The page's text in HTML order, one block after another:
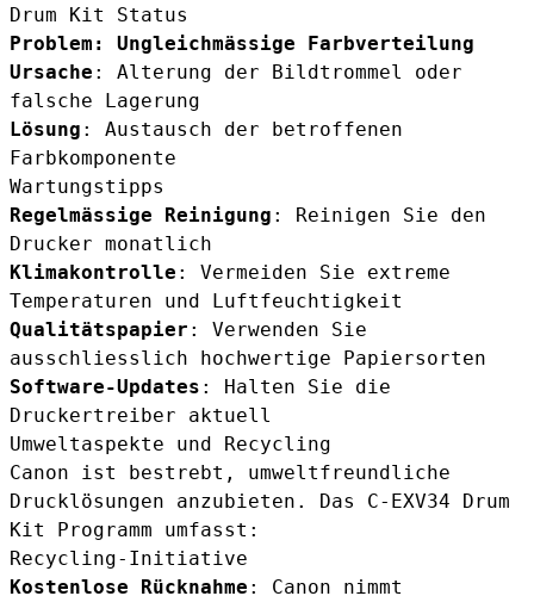
Drum Kit Status
Problem: Ungleichmässige Farbverteilung
Ursache : Alterung der Bildtrommel oder
falsche Lagerung
Lösung : Austausch der betroffenen
Farbkomponente
Wartungstipps
Regelmässige Reinigung : Reinigen Sie den
Drucker monatlich
Klimakontrolle : Vermeiden Sie extreme
Temperaturen und Luftfeuchtigkeit
Qualitätspapier : Verwenden Sie
ausschliesslich hochwertige Papiersorten
Software-Updates : Halten Sie die
Druckertreiber aktuell
Umweltaspekte und Recycling
Canon ist bestrebt, umweltfreundliche
Drucklösungen anzubieten. Das C-EXV34 Drum
Kit Programm umfasst:
Recycling-Initiative
Kostenlose Rücknahme : Canon nimmt